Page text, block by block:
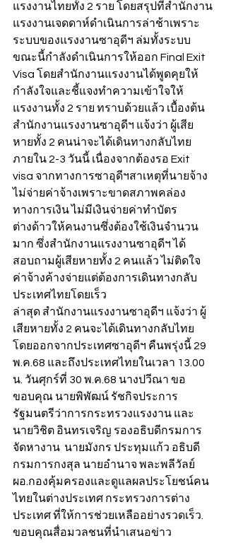
แรงงานไทยทั้ง 2 ราย โดยสรุปที่สำนักงาน
แรงงานเจดดาห์ดำเนินการล่าช้าเพราะ
ระบบของแรงงานซาอุดีฯ ล่มทั้งระบบ
ขณะนี้กำลังดำเนินการให้ออก Final Exit
Visa โดยสำนักงานแรงงานได้พูดคุยให้
กำลังใจและชี้แจงทำความเข้าใจให้
แรงงานทั้ง 2 ราย ทราบด้วยแล้ว เบื้องต้น
สำนักงานแรงงานซาอุดีฯ แจ้งว่า ผู้เสีย
หายทั้ง 2 คนน่าจะได้เดินทางกลับไทย
ภายใน 2-3 วันนี้ เนื่องจากต้องรอ Exit
visa จากทางการซาอุดีฯสาเหตุที่นายจ้าง
ไม่จ่ายค่าจ้างเพราะขาดสภาพคล่อง
ทางการเงิน ไม่มีเงินจ่ายค่าทำบัตร
ต่างด้าวให้คนงานซึ่งต้องใช้เงินจำนวน
มาก ซึ่งสำนักงานแรงงานซาอุดีฯ ได้
สอบถามผู้เสียหายทั้ง 2 คนแล้ว ไม่ติดใจ
ค่าจ้างค้างจ่ายแต่ต้องการเดินทางกลับ
ประเทศไทยโดยเร็ว
ล่าสุด สำนักงานแรงงานซาอุดีฯ แจ้งว่า ผู้
เสียหายทั้ง 2 คนจะได้เดินทางกลับไทย
โดยออกจากประเทศซาอุดีฯ คืนพรุ่งนี้ 29
พ.ค.68 และถึงประเทศไทยในเวลา 13.00
น. วันศุกร์ที่ 30 พ.ค.68 นางปวีณา ขอ
ขอบคุณ นายพิพัฒน์ รัชกิจประการ
รัฐมนตรีว่าการกระทรวงแรงงาน และ
นายวิชิต อินทรเจริญ รองอธิบดีกรมการ
จัดหางาน  นายมังกร ประทุมแก้ว อธิบดี
กรมการกงสุล นายอำนาจ พละพลีวัลย์
ผอ.กองคุ้มครองและดูแลผลประโยชน์คน
ไทยในต่างประเทศ กระทรวงการต่าง
ประเทศ ที่ให้การช่วยเหลืออย่างรวดเร็ว.
ขอบคุณสื่อมวลชนที่นำเสนอข่าว